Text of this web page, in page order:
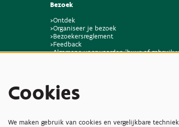
Bezoek
>Ontdek
>Organiseer je bezoek
>Bezoekersreglement
>Feedback
>Algemene voorwaarden 'huur of gebruik
Cookies
We maken gebruik van cookies en vergelijkbare